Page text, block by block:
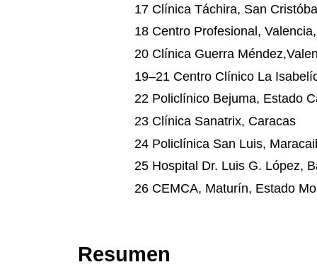
17 Clínica Táchira, San
18 Centro Profesional,
20 Clínica Guerra
19–21 Centro Clínico La
22 Policlínico Bejuma, Estado
23 Clínica Sanatrix, Caracas
24 Policlínica San Luis,
25 Hospital Dr. Luis G. López,
26 CEMCA, Maturín, Estado
Resumen